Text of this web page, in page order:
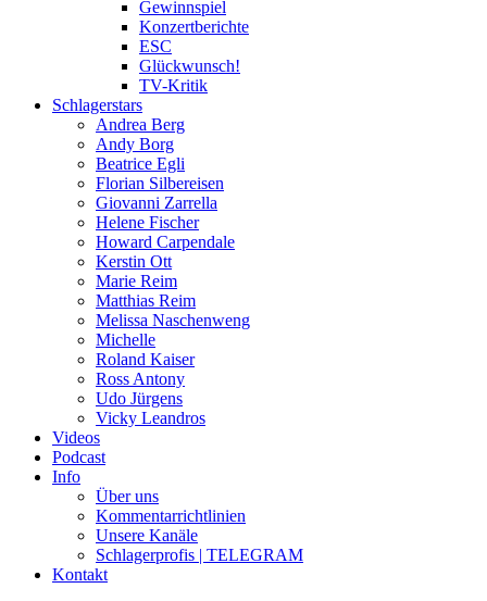
Gewinnspiel
Konzertberichte
ESC
Glückwunsch!
TV-Kritik
Schlagerstars
Andrea Berg
Andy Borg
Beatrice Egli
Florian Silbereisen
Giovanni Zarrella
Helene Fischer
Howard Carpendale
Kerstin Ott
Marie Reim
Matthias Reim
Melissa Naschenweng
Michelle
Roland Kaiser
Ross Antony
Udo Jürgens
Vicky Leandros
Videos
Podcast
Info
Über uns
Kommentarrichtlinien
Unsere Kanäle
Schlagerprofis | TELEGRAM
Kontakt